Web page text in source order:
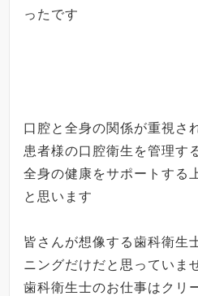
ったです
口腔と全身の関係が重視さ
患者様の口腔衛生を管理す
全身の健康をサポートする
と思います
皆さんが想像する歯科衛生
ニングだけだと思っていま
歯科衛生士のお仕事はクリ